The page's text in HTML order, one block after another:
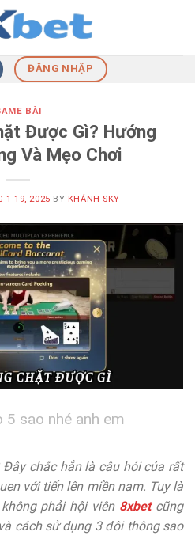
ĐĂNG NHẬP
BÀI
Được Gì? Hướng
Và Mẹo Chơi
1 19, 2025 BY KHÁNH SKY
5 sao nhé anh em
Đây chắc hẳn là câu hỏi của rất
với tiến lên miền nam. Tuy là
phải hội viên 8xbetcũng
cách sử dụng 3 đôi thông sao